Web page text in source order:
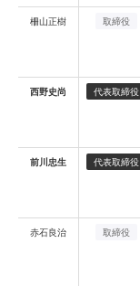
柵山正樹 取締役
西野史尚 代表取締役
前川忠生 代表取締役
赤石良治 取締役